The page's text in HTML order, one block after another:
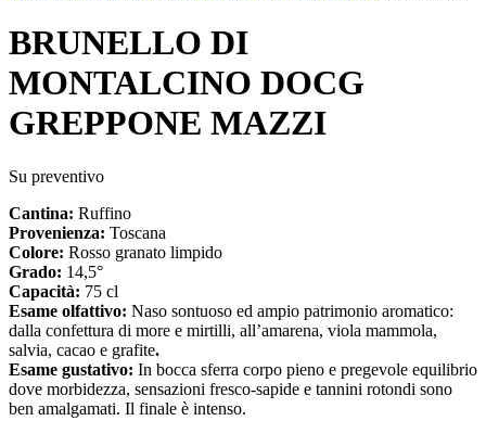
BRUNELLO DI
MONTALCINO DOCG
GREPPONE MAZZI
Su preventivo
Cantina: Ruffino
Provenienza: Toscana
Colore: Rosso granato limpido
Grado: 14,5°
Capacità: 75 cl
Esame olfattivo: Naso sontuoso ed ampio patrimonio aromatico:
dalla confettura di more e mirtilli, all’amarena, viola mammola,
salvia, cacao e grafite.
Esame gustativo: In bocca sferra corpo pieno e pregevole equilibrio
dove morbidezza, sensazioni fresco-sapide e tannini rotondi sono
ben amalgamati. Il finale è intenso.